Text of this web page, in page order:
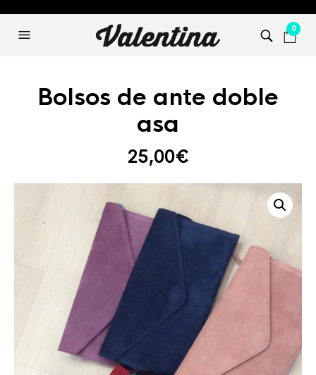
0
Bolsos de ante doble
asa
25,00€